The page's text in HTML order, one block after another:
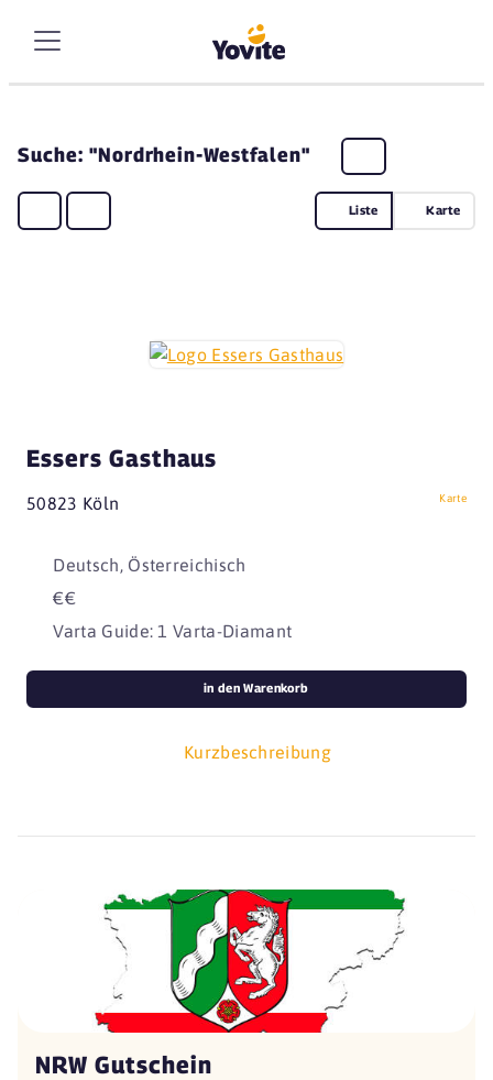
Suche: "Nordrhein-Westfalen"
Liste Karte
Essers Gasthaus
50823 Köln Karte
Deutsch, Österreichisch
€€
Varta Guide: 1 Varta-Diamant
Kurzbeschreibung
in den Warenkorb
NRW Gutschein